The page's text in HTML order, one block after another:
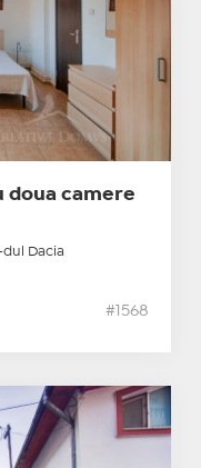
doua camere
Dacia
#1568